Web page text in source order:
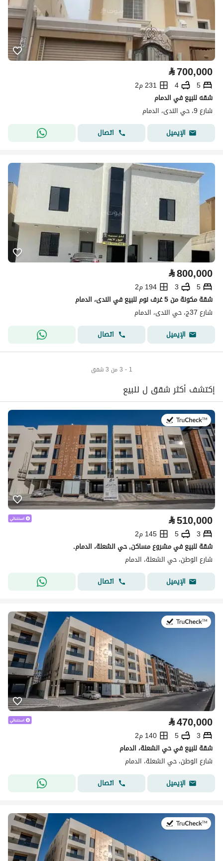
⃁700,000
5
4
231 م2
شقه للبيع في الدمام
شارع 9، حي الندى، الدمام
الإيميل
اتصال
⃁800,000
5
3
194 م2
شقة مكونة من 5 غرف نوم للبيع في الندى، الدمام
شارع 37ج، حي الندى، الدمام
الإيميل
اتصال
1 - 3 من 3 شقق
إكتشف أكثر شقق ل للبيع
⃁510,000
3
5
145 م2
شقة للبيع في مشروع مساكن, حي الشعلة، الدمام.
شارع الوطن، حي الشعلة، الدمام
الإيميل
اتصال
⃁470,000
3
5
140 م2
شقة للبيع في حي الشعلة، الدمام
شارع الوطن، حي الشعلة، الدمام
الإيميل
اتصال